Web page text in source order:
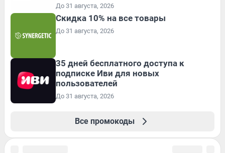
До 31 августа, 2026
Скидка 10% на все товары
До 31 августа, 2026
35 дней бесплатного доступа к
подписке Иви для новых
пользователей
До 31 августа, 2026
Все промокоды